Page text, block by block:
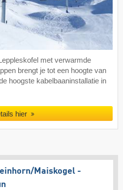
met verwarmde
brengt je tot een hoogte van
hoogste kabelbaaninstallatie in
hier
​Maiskogel -